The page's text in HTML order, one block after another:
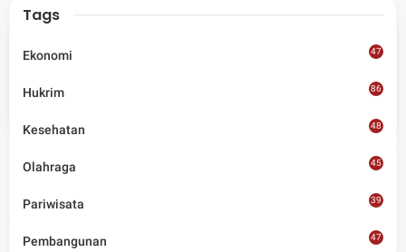
merangkum ragam peristiwa pendidikan, sosial,
Artikel Terkait
Tags
Ekonomi 47
Hukrim 86
Kesehatan 48
Olahraga 45
Pariwisata 39
Pembangunan 47